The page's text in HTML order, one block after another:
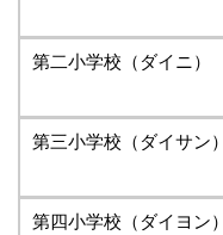
第二小学校（ダイニ）
第三小学校（ダイサン）
第四小学校（ダイヨン）